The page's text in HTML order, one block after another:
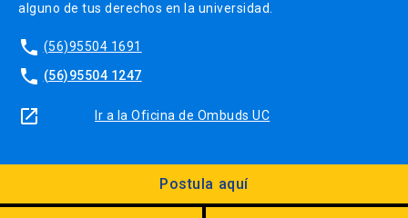
Economía y Administración
Requisitos:
Postula aquí
alguno de tus derechos en la universidad.
phone (56)95504 1691
phone (56)95504 1247
launch Ir a la Oficina de Ombuds UC